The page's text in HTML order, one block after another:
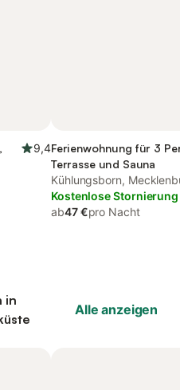
9,4Ferienwohnung für 3
Terrasse und Sauna
Kühlungsborn,
Ostseeküste
Kostenlose Stornierung
ab47 €pro Nacht
in
Alle anzeigen